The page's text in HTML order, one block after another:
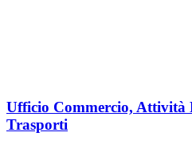
Ufficio Commercio,
Trasporti